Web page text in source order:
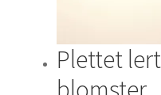
Plettet